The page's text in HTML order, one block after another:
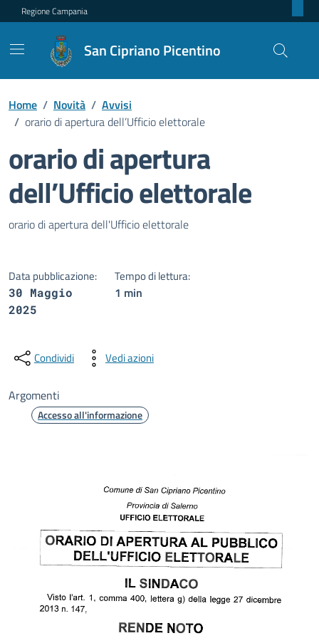
Regione Campania
San Cipriano Picentino
Home / Novità / Avvisi
/ orario di apertura dell’Ufficio elettorale
orario di apertura
dell’Ufficio elettorale
Dettagli della notizia
orario di apertura dell'Ufficio elettorale
Data pubblicazione:
30 Maggio
2025
Tempo di lettura:
1 min
Condividi Vedi azioni
Argomenti
Accesso all'informazione